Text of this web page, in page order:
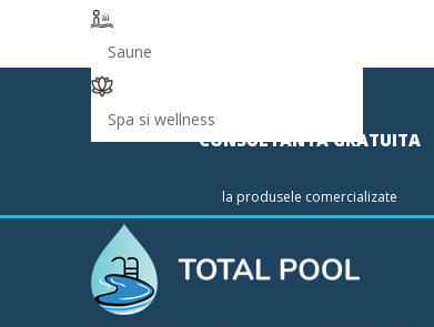
Saune
Spa si wellness
CONSULTANTA GRATUITA
la produsele comercializate